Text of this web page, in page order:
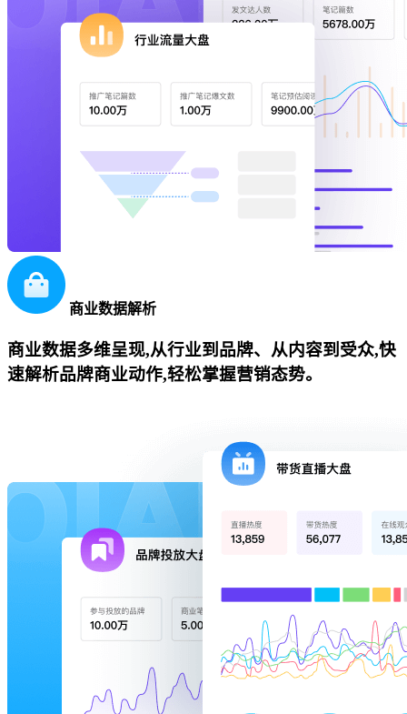
商业数据解析
商业数据多维呈现,从行业到品牌、从内容到受众,快
速解析品牌商业动作,轻松掌握营销态势。